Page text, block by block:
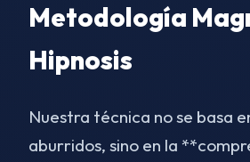
Metodología
Hipnosis
Nuestra técnica no se basa
aburridos, sino en la